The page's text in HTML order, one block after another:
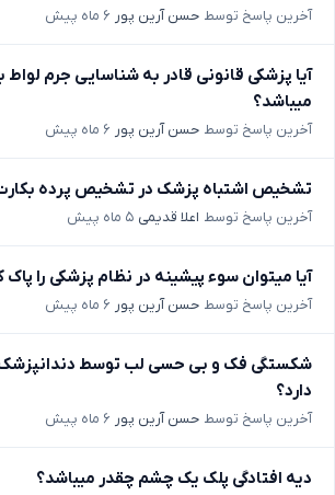
آخرین پاسخ توسط حسن آرین پور ۶ ماه پیش
آیا پزشکی قانونی قادر به شناسایی جرم
میباشد؟
آخرین پاسخ توسط حسن آرین پور ۶ ماه پیش
تشخیص اشتباه پزشک در تشخیص پرده
آخرین پاسخ توسط اعلا قدیمی ۵ ماه پیش
آیا میتوان سوء پیشینه در نظام پزشکی را پاک
آخرین پاسخ توسط حسن آرین پور ۶ ماه پیش
شکستگی فک و بی حسی لب توسط دندانپزشک
دارد؟
آخرین پاسخ توسط حسن آرین پور ۶ ماه پیش
دیه افتادگی پلک یک چشم چقدر میباشد؟